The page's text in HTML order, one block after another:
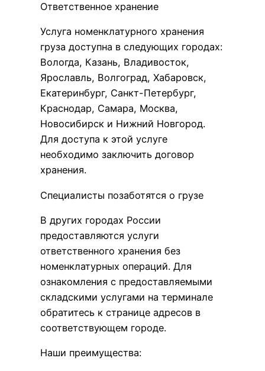
Ответственное хранение
Услуга номенклатурного хранения
груза доступна в следующих городах:
Вологда, Казань, Владивосток,
Ярославль, Волгоград, Хабаровск,
Екатеринбург, Санкт-Петербург,
Краснодар, Самара, Москва,
Новосибирск и Нижний Новгород.
Для доступа к этой услуге
необходимо заключить договор
хранения.
Специалисты позаботятся о грузе
В других городах России
предоставляются услуги
ответственного хранения без
номенклатурных операций. Для
ознакомления с предоставляемыми
складскими услугами на терминале
обратитесь к странице адресов в
соответствующем городе.
Наши преимущества: